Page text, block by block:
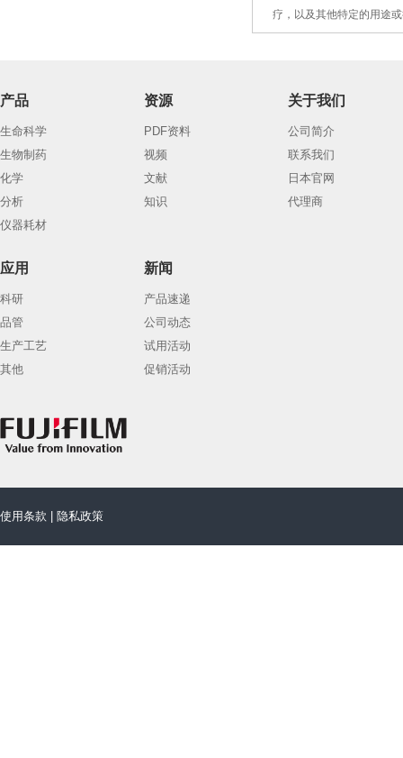
疗，以及其他特定的用途
产品
生命科学
生物制药
化学
分析
仪器耗材
资源
PDF资料
视频
文献
知识
关于我们
公司简介
联系我们
日本官网
代理商
应用
科研
品管
生产工艺
其他
新闻
产品速递
公司动态
试用活动
促销活动
使用条款 隐私政策